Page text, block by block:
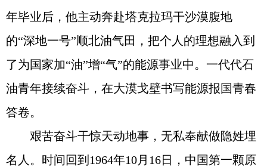
年毕业后，他主动奔赴塔克拉玛干沙漠腹地
的“深地一号”顺北油气田，把个人的理想融入到
了为国家加“油”增“气”的能源事业中。一代代石
油青年接续奋斗，在大漠戈壁书写能源报国青春
答卷。
艰苦奋斗干惊天动地事，无私奉献做隐姓埋
名人。时间回到1964年10月16日，中国第一颗原